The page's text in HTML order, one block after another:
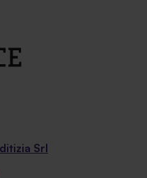
Srl